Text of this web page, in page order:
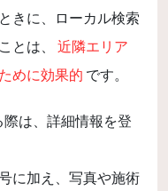
きに、ローカル検索
とは、
近隣エリア
めに効果的 です。
は、詳細情報を登
に加え、写真や施術